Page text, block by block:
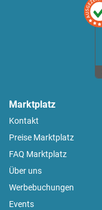
Marktplatz
Kontakt
Preise Marktplatz
FAQ Marktplatz
Über uns
Werbebuchungen
Events